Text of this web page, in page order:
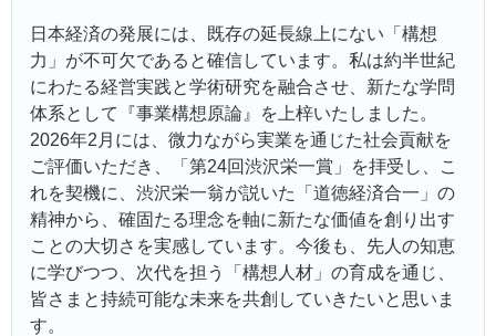
日本経済の発展には、既存の延長線上にない「構想
力」が不可欠であると確信しています。私は約半世紀
にわたる経営実践と学術研究を融合させ、新たな学問
体系として『事業構想原論』を上梓いたしました。
2026年2月には、微力ながら実業を通じた社会貢献を
ご評価いただき、「第24回渋沢栄一賞」を拝受し、こ
れを契機に、渋沢栄一翁が説いた「道徳経済合一」の
精神から、確固たる理念を軸に新たな価値を創り出す
ことの大切さを実感しています。今後も、先人の知恵
に学びつつ、次代を担う「構想人材」の育成を通じ、
皆さまと持続可能な未来を共創していきたいと思いま
す。